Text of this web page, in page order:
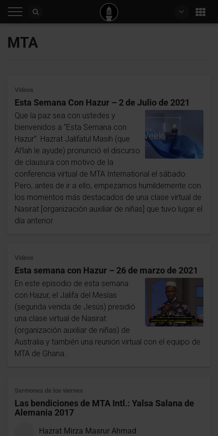
MTA
Videos
Esta Semana Con Hazur – 2 de Julio de 2021
Que la paz sea con ustedes y
bienvenidos a “Esta Semana con
Hazur”. Hazrat Jalifatul Masih (que
Al’lah le ayude) pronunció el discurso
de clausura con motivo de la
conferencia virtual de MTA International el sábado.
Pero, antes de ir a ello, empezamos humildemente con
los momentos más destacados de una clase virtual de
Nasirat [organización auxiliar de niñas] que tuvo lugar el
día anterior.
Videos
Esta semana con Hazur – 26 de marzo de 2021
En este episodio de esta semana
con Hazur, el Jalifa del Mesías
(segunda venida de Jesús) presidió
una clase virtual de Nasirat
(organización auxiliar de niñas) de
Australia y también una reunión virtual con el equipo de
MTA de Ghana.
Sermones de los viernes
Las bendiciones de MTA Intl.: Yalsa Salana de
Alemania 2017
Hazrat Mirza Masrur Ahmad